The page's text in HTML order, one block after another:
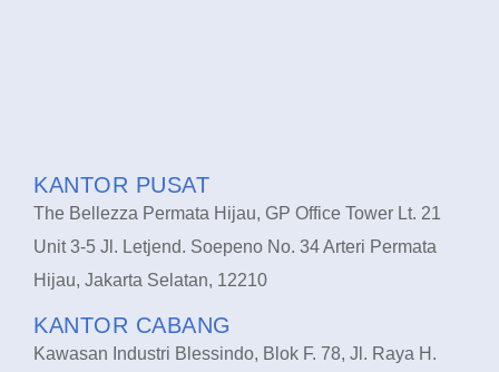
KANTOR PUSAT
The Bellezza Permata Hijau, GP Office Tower Lt. 21
Unit 3-5 Jl. Letjend. Soepeno No. 34 Arteri Permata
Hijau, Jakarta Selatan, 12210
KANTOR CABANG
Kawasan Industri Blessindo, Blok F. 78, Jl. Raya H.